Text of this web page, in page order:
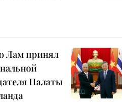
Лам принял
Палаты